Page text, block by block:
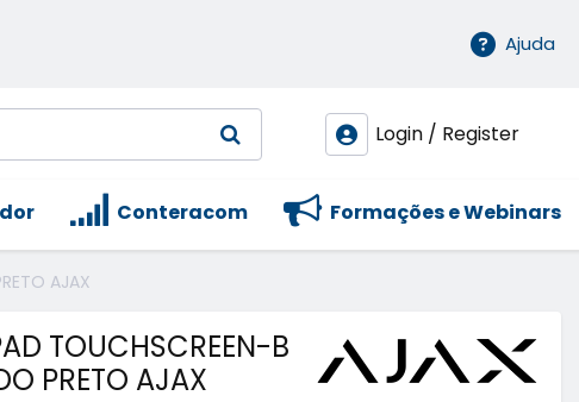
Ajuda
Login / Register
Formações e Webinars
Conteracom
AJAX
TOUCHSCREEN-B
PRETO AJAX